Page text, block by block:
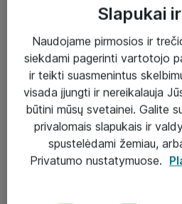
Paslaugos
Sprendimai
Įgyvendinti projektai
Atea ekspertų patarimai verslui
Slapukai
Naudojame pirmosios ir
siekdami pagerinti vartotojo
ir teikti suasmenintus
visada įjungti ir nereikalauja
būtini mūsų svetainei. Galite
privalomais slapukais ir
spustelėdami žemiau,
Privatumo nustatymuose.